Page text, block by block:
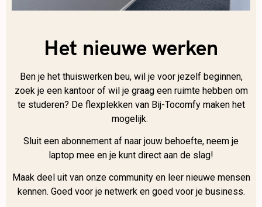
Het nieuwe werken
Ben je het thuiswerken beu, wil je voor jezelf beginnen,
zoek je een kantoor of wil je graag een ruimte hebben om
te studeren? De flexplekken van Bij-Tocomfy maken het
mogelijk.
Sluit een abonnement af naar jouw behoefte, neem je
laptop mee en je kunt direct aan de slag!
Maak deel uit van onze community en leer nieuwe mensen
kennen. Goed voor je netwerk en goed voor je business.